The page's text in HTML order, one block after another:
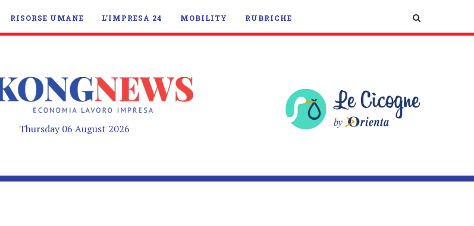
RISORSE UMANE L’IMPRESA 24 MOBILITY RUBRICHE
Thursday 06 August 2026